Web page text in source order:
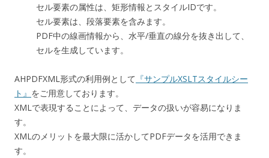
セル要素の属性は、矩形情報とスタイルIDです。
セル要素は、段落要素を含みます。
PDF中の線画情報から、水平/垂直の線分を抜き出して、
セルを生成しています。
AHPDFXML形式の利用例として 『サンプルXSLTスタイルシー
ト』 をご用意しております。
XMLで表現することによって、データの扱いが容易になりま
す。
XMLのメリットを最大限に活かしてPDFデータを活用できま
す。